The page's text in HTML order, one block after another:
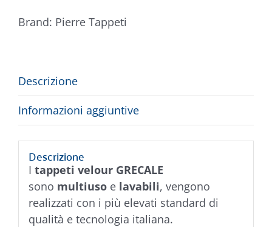
Brand: Pierre Tappeti
Descrizione
Informazioni aggiuntive
Descrizione
I tappeti velour GRECALE
sono multiusoe lavabili, vengono
realizzati con i più elevati standard di
qualità e tecnologia italiana.